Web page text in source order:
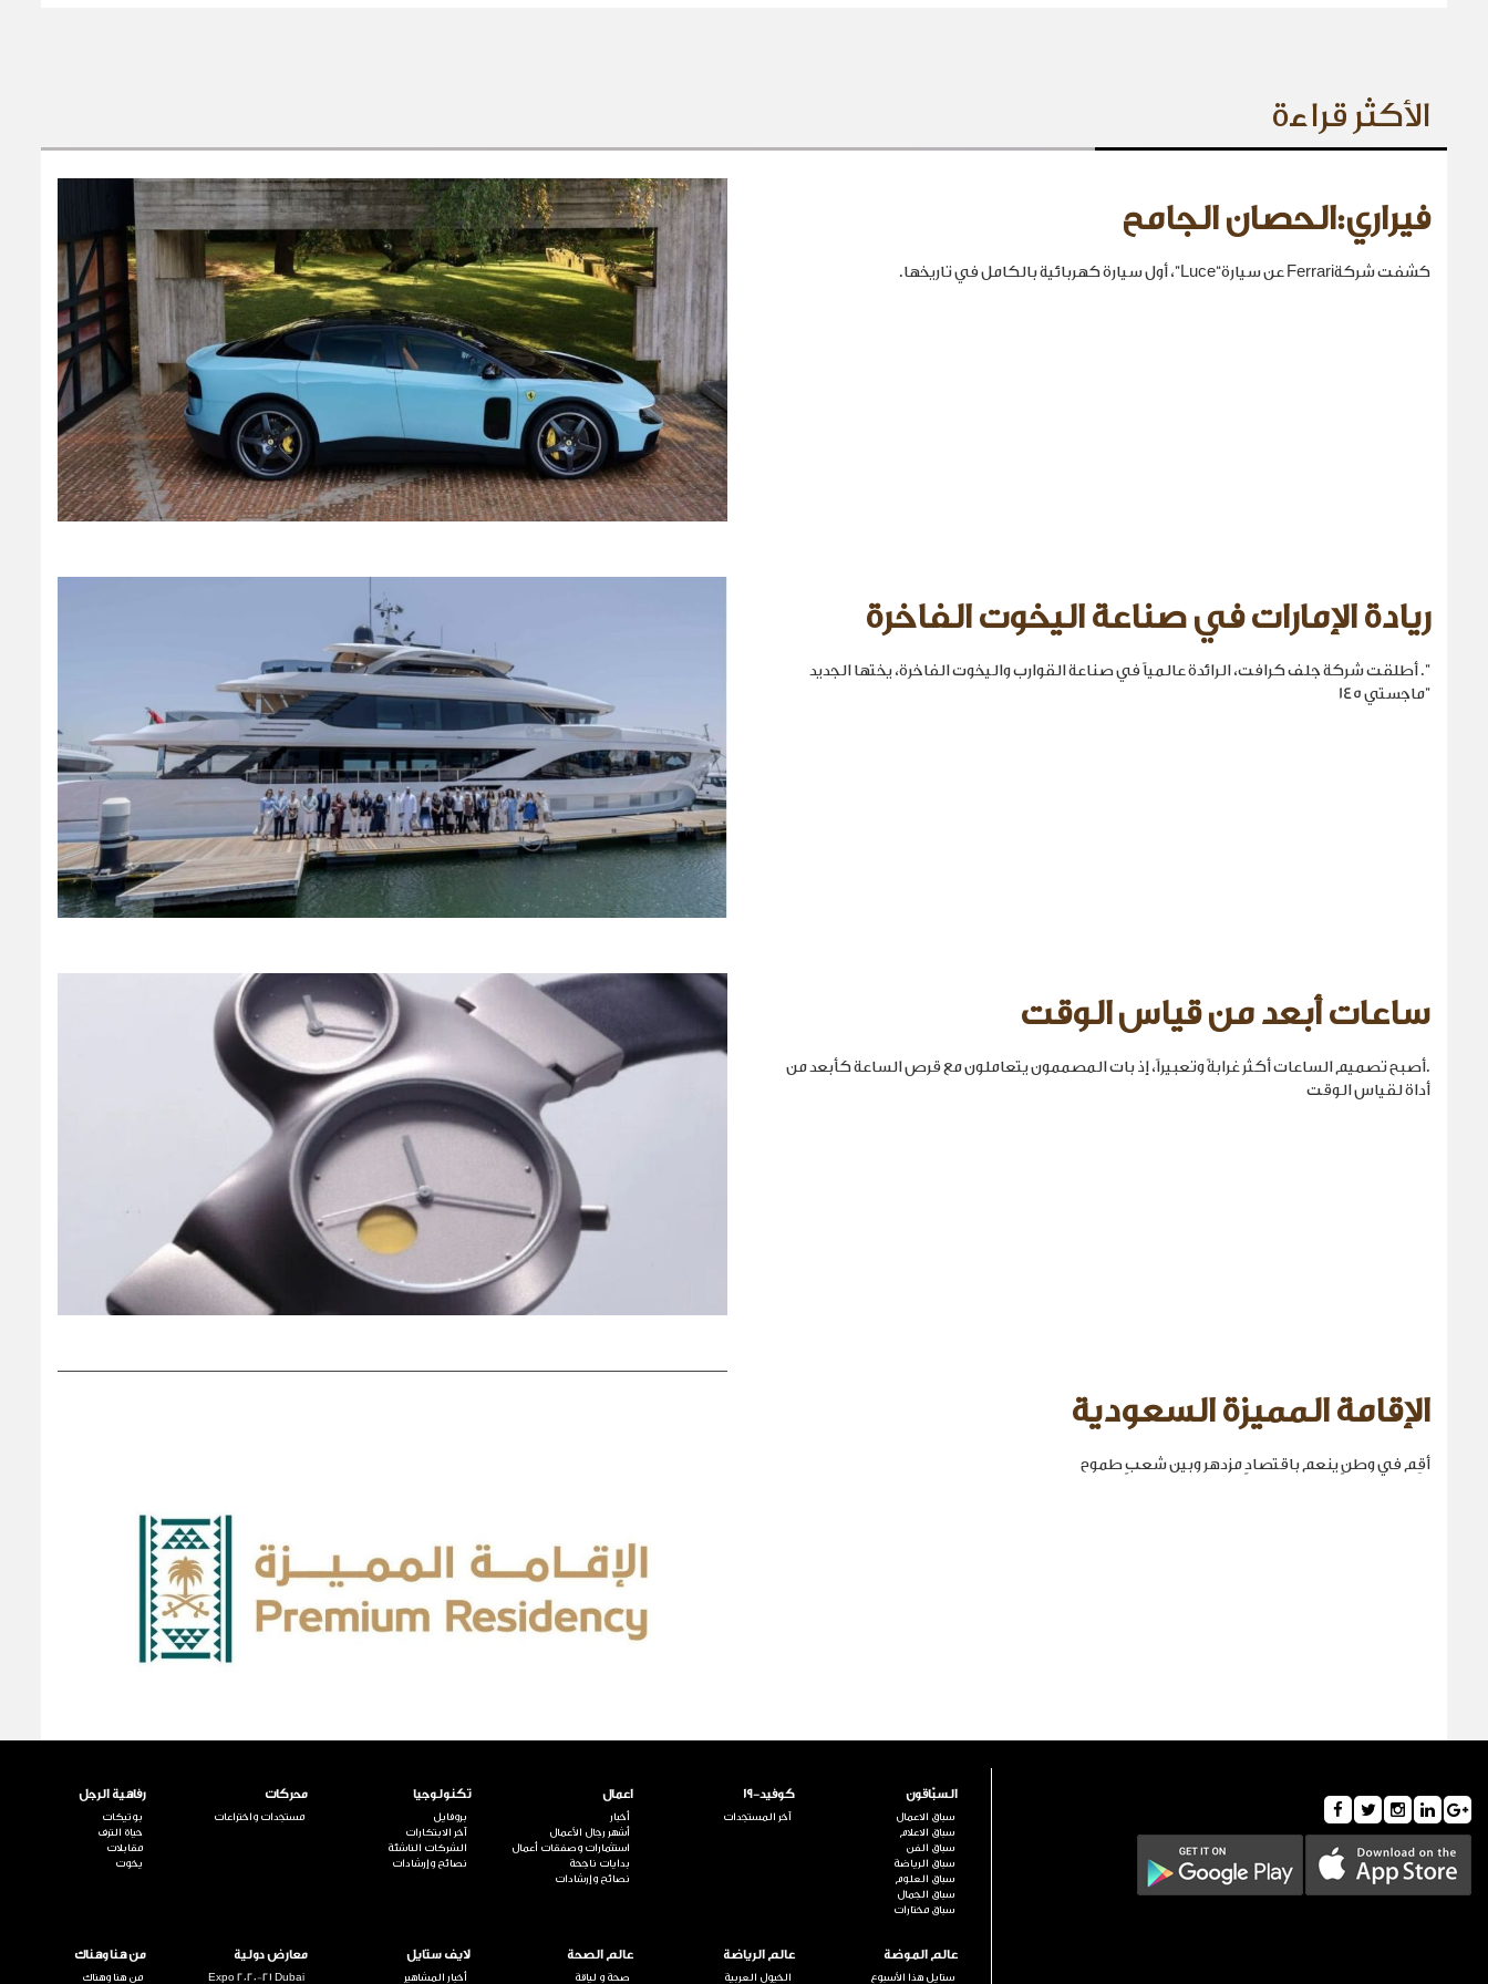
الأكثر قراءة
فيراري:الحصان الجامح
كشفت شركةFerrari عن سيارة“Luce”، أول سيارة كهربائية بالكامل في تاريخها.
ريادة الإمارات في صناعة اليخوت الفاخرة
". أطلقت شركة جلف كرافت، الرائدة عالمياً في صناعة القوارب واليخوت الفاخرة، يختها الجديد
"ماجستي 145
ساعات أبعد من قياس الوقت
.أصبح تصميم الساعات أكثر غرابةً وتعبيراً، إذ بات المصممون يتعاملون مع قرص الساعة كأبعد من
أداة لقياس الوقت
الإقامة المميزة السعودية
أقِم في وطنٍ ينعم باقتصادٍ مزدهر وبين شعبٍ طموح
السبّاقون
سباق الاعمال
سباق الاعلام
سباق الفن
سباق الرياضة
سباق العلوم
سباق الجمال
سباق مختارات
كوفيد-19
آخر المستجدات
اعمال
أخبار
أشهر رجال الأعمال
استثمارات وصفقات أعمال
بدايات ناجحة
نصائح وإرشادات
تكنولوجيا
بروفايل
آخر الابتكارات
الشركات الناشئة
نصائح وإرشادات
محركات
مستجدات واختراعات
رفاهية الرجل
بوتيكات
حياة الترف
مقابلات
يخوت
عالم الموضة
ستايل هذا الأسبوع
عالم الرياضة
الخيول العربية
عالم الصحة
صحة و لياقة
لايف ستايل
أخبار المشاهير
معارض دولية
Expo 2020-21 Dubai
من هنا وهناك
من هنا وهناك